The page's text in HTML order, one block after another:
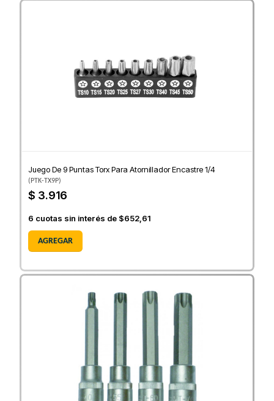
Juego De 9 Puntas Torx Para Atornillador Encastre 1/4
(PTK-TX9P)
$ 3.916
6 cuotas sin interés de $652,61
AGREGAR